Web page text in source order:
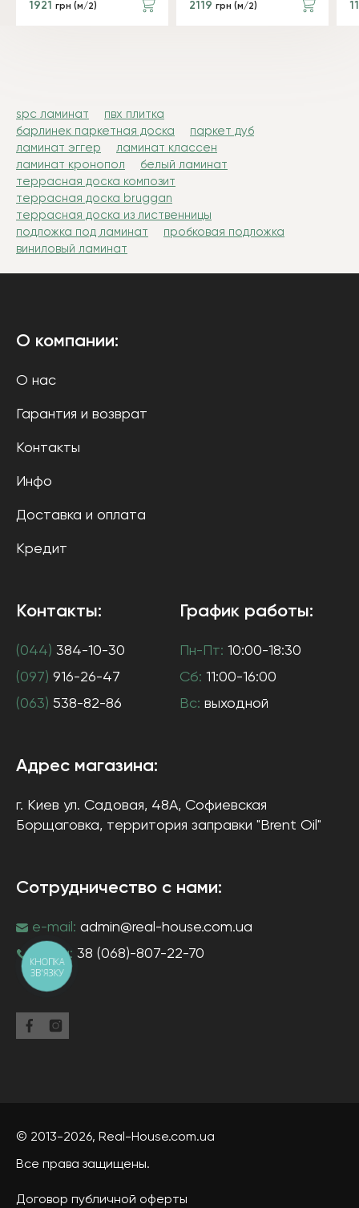
1921 грн (м/2) 2119 грн (м/2)
spc ламинат
пвх плитка
барлинек паркетная доска
паркет дуб
ламинат эггер
ламинат классен
ламинат кронопол
белый ламинат
террасная доска композит
террасная доска bruggan
террасная доска из лиственницы
подложка под ламинат
пробковая подложка
виниловый ламинат
О компании:
О нас
Гарантия и возврат
Контакты
Инфо
Доставка и оплата
Кредит
Контакты:
(044) 384-10-30
(097) 916-26-47
(063) 538-82-86
График работы:
Пн-Пт: 10:00-18:30
Сб: 11:00-16:00
Вс: выходной
Адрес магазина:
г. Киев ул. Садовая, 48А, Софиевская
Борщаговка, территория заправки "Brent Oil"
Сотрудничество с нами:
e-mail: admin@real-house.com.ua
тел-н: 38 (068)-807-22-70
© 2013-2026, Real-House.com.ua
Все права защищены.
Договор публичной оферты
КНОПКА
ЗВ'ЯЗКУ